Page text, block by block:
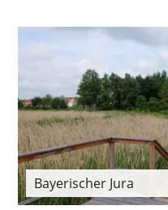
Bayerischer Jura